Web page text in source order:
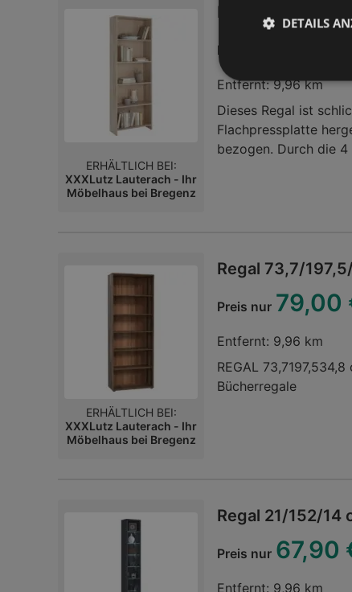
Innenaufteilung,
abzulösen, die
lässt sich zur Pflege
Sie, dass die
Regal 60/175/24
Preis nur
Entfernt: 9,96 km
Dieses Regal ist
Flachpressplatte
bezogen. Durch die
ERHÄLTLICH BEI:
XXXLutz Lauterach - Ihr
Möbelhaus bei Bregenz
Regal 73,7/
Preis nur 79,00
Entfernt: 9,96 km
REGAL
Bücherregale
ERHÄLTLICH BEI:
XXXLutz Lauterach - Ihr
Möbelhaus bei Bregenz
Regal 21/152/14
Preis nur 67,90
Entfernt: 9,96 km
DETAILS